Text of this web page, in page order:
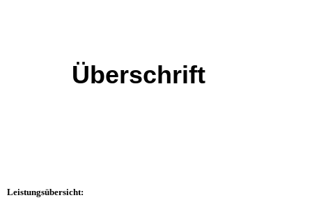
Überschrift
Leistungsübersicht: